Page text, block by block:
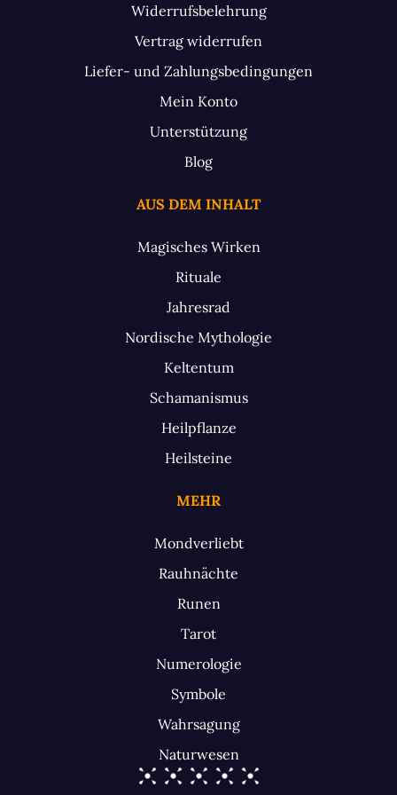
Widerrufsbelehrung
Vertrag widerrufen
Liefer- und Zahlungsbedingungen
Mein Konto
Unterstützung
Blog
AUS DEM INHALT
Magisches Wirken
Rituale
Jahresrad
Nordische Mythologie
Keltentum
Schamanismus
Heilpflanze
Heilsteine
MEHR
Mondverliebt
Rauhnächte
Runen
Tarot
Numerologie
Symbole
Wahrsagung
Naturwesen